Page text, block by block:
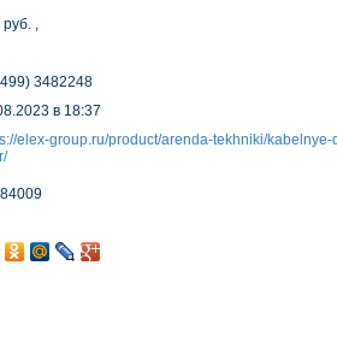
,
3482248
в 18:37
elex-group.ru/product/arenda-tekhniki/